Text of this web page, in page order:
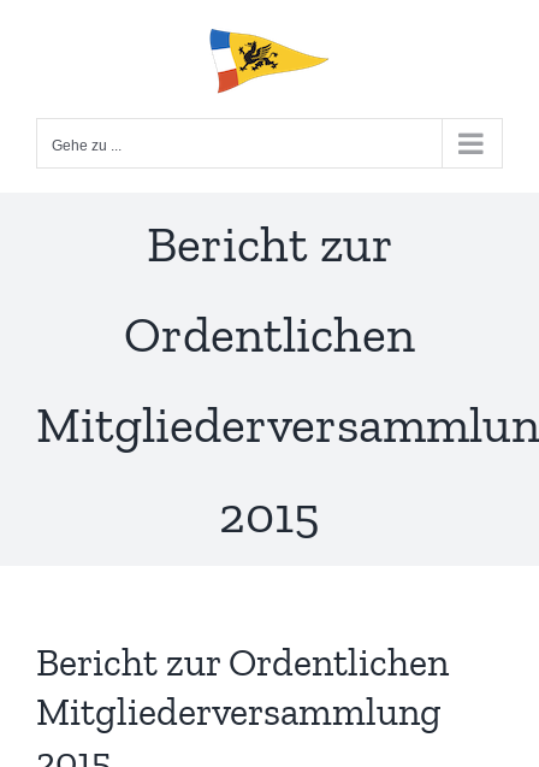
Gehe zu ...
Bericht zur
Ordentlichen
2015
Bericht zur Ordentlichen
Mitgliederversammlung